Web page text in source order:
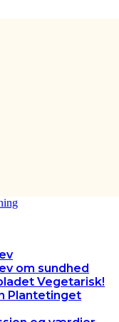
om sundhed
Vegetarisk!
Plantetinget